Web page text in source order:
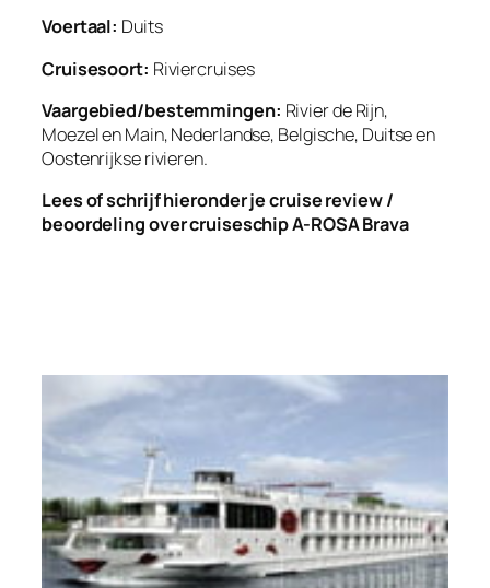
Voertaal: Duits
Cruisesoort: Riviercruises
Vaargebied/bestemmingen: Rivier de Rijn,
Moezel en Main, Nederlandse, Belgische, Duitse en
Oostenrijkse rivieren.
Lees of schrijf hieronder je cruise review /
beoordeling over cruiseschip A-ROSA Brava